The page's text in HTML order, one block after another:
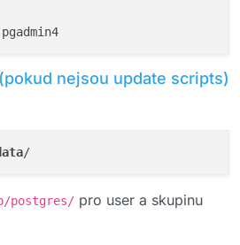
nejsou update scripts)
postgres/ pro user a skupinu